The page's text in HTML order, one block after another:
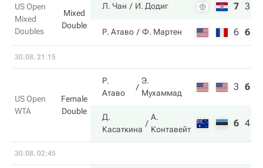
US Open
Mixed
Doubles
Mixed
Double
Л. Чан И. Додиг 7 3
Р. Атаво Ф. Мартен 6 6
30.08, 21:15
US Open
WTA
Female
Double
Р.
Атаво
Э.
Мухаммад
3 6
Д.
Касаткина
А.
Контавейт
6 4
30.08, 02:45